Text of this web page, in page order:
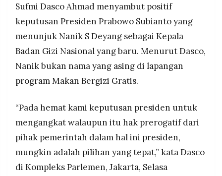
©
PT.
PRAMUDITA
Resolusi.co
2026
tidak layak selama menjabat sebagai wakil
kepala.
DPR mengaku sudah lebih dulu menyampaikan
catatan dan masukan tertulis kepada Mensesneg
mengapresiasi pemerintah yang dinilai responsif
terhadap aspirasi parlemen.
kelola internal BGN dan kurangnya koordinasi
lintas kementerian, dengan harapan pimpinan
baru segera merealisasikan layanan MBG di
daerah 3T.
Sufmi Dasco Ahmad menyambut positif
keputusan Presiden Prabowo Subianto yang
menunjuk Nanik S Deyang sebagai Kepala
Badan Gizi Nasional yang baru. Menurut Dasco,
Nanik bukan nama yang asing di lapangan
program Makan Bergizi Gratis.
“Pada hemat kami keputusan presiden untuk
mengangkat walaupun itu hak prerogatif dari
pihak pemerintah dalam hal ini presiden,
mungkin adalah pilihan yang tepat,” kata Dasco
di Kompleks Parlemen, Jakarta, Selasa